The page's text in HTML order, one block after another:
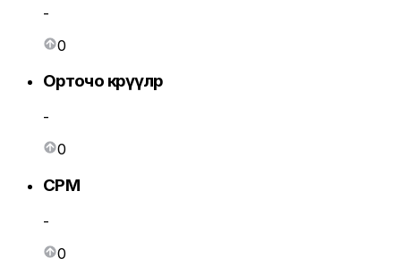
-
0
Орточо көрүүлөр
-
0
CPM
-
0